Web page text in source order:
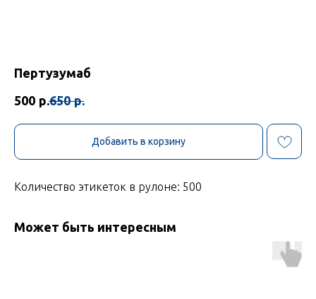
Пертузумаб
500 р.650 р.
Добавить в корзину
Количество этикеток в рулоне: 500
Может быть интересным